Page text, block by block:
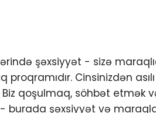
şəxsiyyət - sizə
proqramıdır. Cinsinizdən
qoşulmaq, söhbət etmək
burada şəxsiyyət və